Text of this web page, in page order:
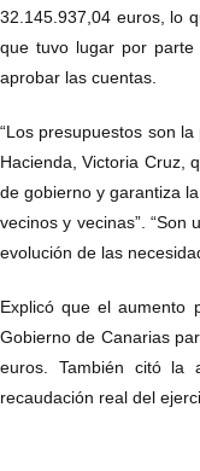
32.145.937,04 euros, lo
que tuvo lugar por
aprobar las cuentas.
“Los presupuestos son
Hacienda, Victoria Cruz,
de gobierno y garantiza
vecinos y vecinas”.
evolución de las
Explicó que el aumento
Gobierno de Canarias
euros. También citó la
recaudación real del